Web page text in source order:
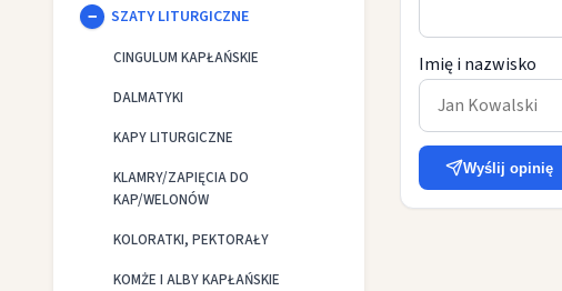
SZATY LITURGICZNE
CINGULUM KAPŁAŃSKIE
DALMATYKI
KAPY LITURGICZNE
KLAMRY/ZAPIĘCIA DO
KAP/WELONÓW
KOLORATKI, PEKTORAŁY
KOMŻE I ALBY KAPŁAŃSKIE
Imię i nazwisko
Wyślij opinię